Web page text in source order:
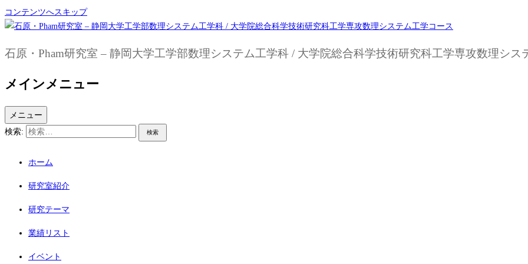
コンテンツへスキップ
石原・Pham研究室 – 静岡大学工学部数理システム工学科 / 大学院総合科学技術研究科工学専攻数理シス
メインメニュー
メニュー
検索:
ホーム
研究室紹介
研究テーマ
業績リスト
イベント